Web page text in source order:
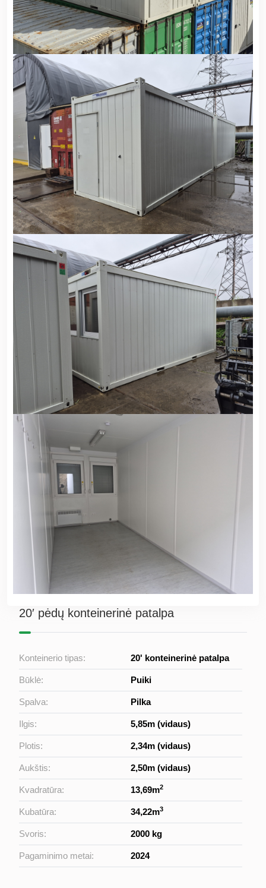
20′ pėdų konteinerinė patalpa
Konteinerio tipas: 20' konteinerinė patalpa
Būklė: Puiki
Spalva: Pilka
Ilgis: 5,85m (vidaus)
Plotis: 2,34m (vidaus)
Aukštis: 2,50m (vidaus)
Kvadratūra: 13,69m2
Kubatūra: 34,22m3
Svoris: 2000 kg
Pagaminimo metai: 2024